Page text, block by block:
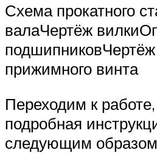
Схема прокатного
валаЧертёж
прижимного винта
Переходим к
подробная
следующим